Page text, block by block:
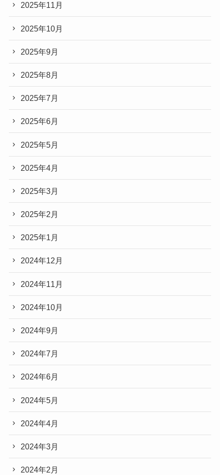
2025年11月
2025年10月
2025年9月
2025年8月
2025年7月
2025年6月
2025年5月
2025年4月
2025年3月
2025年2月
2025年1月
2024年12月
2024年11月
2024年10月
2024年9月
2024年7月
2024年6月
2024年5月
2024年4月
2024年3月
2024年2月